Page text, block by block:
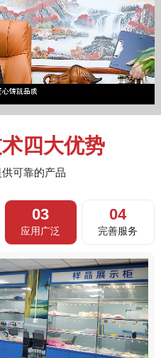
四大优势
可靠的产品
03
应用广泛
04
完善服务